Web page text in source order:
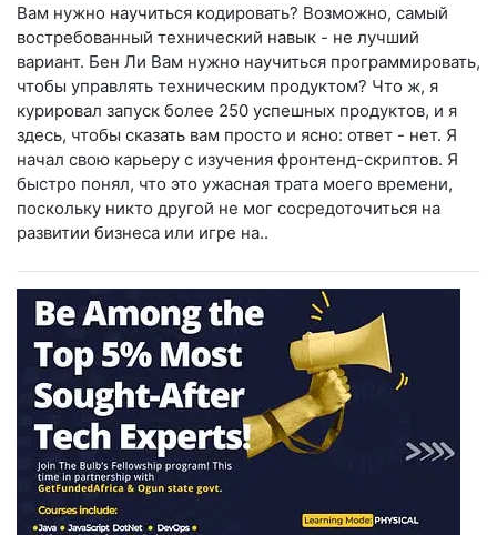
Вам нужно научиться кодировать? Возможно, самый
востребованный технический навык - не лучший
вариант. Бен Ли Вам нужно научиться программировать,
чтобы управлять техническим продуктом? Что ж, я
курировал запуск более 250 успешных продуктов, и я
здесь, чтобы сказать вам просто и ясно: ответ - нет. Я
начал свою карьеру с изучения фронтенд-скриптов. Я
быстро понял, что это ужасная трата моего времени,
поскольку никто другой не мог сосредоточиться на
развитии бизнеса или игре на..